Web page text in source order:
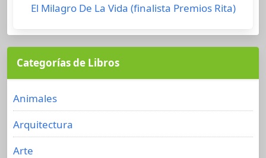
El Milagro De La Vida (finalista Premios Rita)
Categorías de Libros
Animales
Arquitectura
Arte